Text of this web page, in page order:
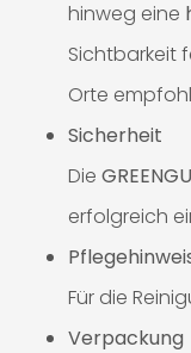
hinweg eine
Sichtbarkeit
Orte
Sicherheit
Die
erfolgreich
Für die
Verpackung